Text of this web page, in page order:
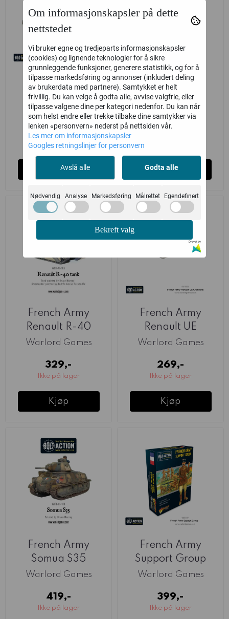
French Army
Renault R-35
(Warlord)
Warlord Games
289,-
Ikke på lager
Kjøp
French Army
Renault R-39
(Warlord)
Warlord Games
Kjøp
French Army
Renault R-40
(Warlord)
Warlord Games
329,-
Ikke på lager
Kjøp
French Army
Renault UE
Chenilette
Warlord Games
269,-
Ikke på lager
Kjøp
French Army
Somua S35
(Warlord)
Warlord Games
419,-
Ikke på lager
French Army
Support Group
(Warlord)
Warlord Games
399,-
Ikke på lager
Om informasjonskapsler på dette
nettstedet
Vi bruker egne og tredjeparts informasjonskapsler
(cookies) og lignende teknologier for å sikre
grunnleggende funksjoner, generere statistikk, og for å
tilpasse markedsføring og annonser (inkludert deling
av brukerdata med partnere). Samtykket er helt
frivillig. Du kan velge å godta alle, avvise valgfrie, eller
tilpasse valgene dine per kategori nedenfor. Du kan når
som helst endre eller trekke tilbake dine samtykker via
lenken «personvern» nederst på nettsiden vår.
Les mer om informasjonskapsler
Googles retningslinjer for personvern
Avslå alle Godta alle
Nødvendig Analyse Markedsføring Målrettet Egendefinert
Bekreft valg
Drevet av